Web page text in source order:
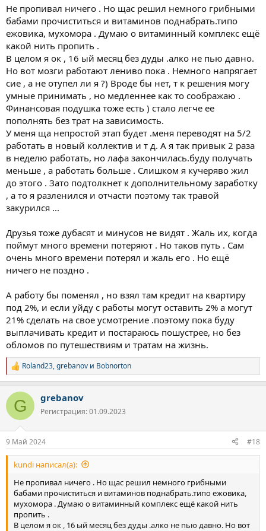
Ганжой,сигами,алкашкой ,разьебал нервную систему
капитально,и щас начинаю потихоньку принимать всякие
БАДы, курс B6 щас пропиваю ,до этого вообще ни чего не
принимал ,кроме глицына,все было на сухую.
Думаю ещё год полтора буду востонавливаться как минимум.
И все ровно ощющаю что программа во мне сидит Алкаша/
планакура ))
Год стукнул ,и вроде бы все как то легче пошло ,и в
работе,особо не заставляю себя , буквально месяц полтора
назад , прям из под палки делал,что то ,благо сам на себя
работаю,и могу позволить себе 3-6 дней тупо по тюленить.
А потом вырываюсь в работу,с двух ног ))
Я даже не представляю что было бы ,если бы я работал на кого
то ,я бы не выдержал этого всего))
На сладкое опять подсел ,до этого только в чае пил 1 ложку,а
щас чё то и мороженое залетает ,и шоколадки всякие,да и
фасвуд разный только так))
В общем такие дела , мысли раскуриться возникают очень
очень редко,щас уже их вообще нету,но их купирую словами "
не для этого я все это прохожу,что бы сорваться на пол пути))
сомнения откозался.
Но вот есть 1 триггер ,типа если будет мобилизацию, нужно
будет гаситься, то тогда может и курну разок,но потом думаю
***** ,смысл от этого,и мысль уходит,ещё и подарок себе
сделал на новый год комп собрал игровой на 4080 и 13600 КФ ,и
буду играть ,я даю ход этим мыслям,знаю что на деле я этого
не сделаю))
А у тебя там как ?
Я захожу читаю форум,на тебя подписан ещё на пару человек.
А ты какие ни будь курсы пропивал типо БАДы какие ни будь?
Ещё хочу добавить,в плане финансов все перевернулась
кардинально ))
Сравнить что было год полтора назад по сути был ноль,когда
бухал/курил.
Щас есть четкие цели ( раньше этого не было ) ,сформировал
финансовую подушку, могу пол года вообще не работать,
раньше я об этом мог только мечтать,и не понимал как
собрать финансовую подушку, для меня это было дикостью )
Для понимания щас фин нагрузка от 70 до 110 т.
Когда курил бухал,просто все спускал,и не думал наперед,вот
бросив Ганжу мозг заработал по-другому , появилось
стратегическое мышление ,думаю наперед теперь)
Ну и естественно повысился доход ,хотя по сути работать стал
меньше ,чем раньше,если сложить сколько я в работе это
около 17 дней .
Не пропивал ничего . Но щас решил немного грибными
бабами прочиститься и витаминов поднабрать.типо
ежовика, мухомора . Думаю о витаминный комплекс ещё
какой нить пропить .
В целом я ок , 16 ый месяц без дуды .алко не пью давно.
Но вот мозги работают лениво пока . Немного напрягает
сие , а не отупел ли я ?) Вроде бы нет, т к решения могу
умные принимать , но медленнее как то соображаю .
Финансовая подушка тоже есть ) стало легче ее
пополнять без трат на зависимость.
У меня ща непростой этап будет .меня переводят на 5/2
работать в новый коллектив и т д. А я так привык 2 раза
в неделю работать, но лафа закончилась.буду получать
меньше , а работать больше . Слишком я кучеряво жил
до этого . Зато подтолкнет к дополнительному заработку
, а то я разленился и отчасти поэтому так травой
закурился ...
Друзья тоже дубасят и минусов не видят . Жаль их, когда
поймут много времени потеряют . Но таков путь . Сам
очень много времени потерял и жаль его . Но ещё
ничего не поздно .
А работу бы поменял , но взял там кредит на квартиру
под 2%, и если уйду с работы могут оставить 2% а могут
21% сделать на свое усмотрение .поэтому пока буду
выплачивать кредит и постараюсь пошустрее, но без
обломов по путешествиям и тратам на жизнь.
Р
е
к
ц
и
Roland23,grebanov и Bobnorton
G grebanov
Регистрация: 01.09.2023
9 Май 2024 #18
kundi написал(а):
Не пропивал ничего . Но щас решил немного грибными
бабами прочиститься и витаминов поднабрать.типо ежовика,
мухомора . Думаю о витаминный комплекс ещё какой нить
пропить .
В целом я ок , 16 ый месяц без дуды .алко не пью давно. Но вот